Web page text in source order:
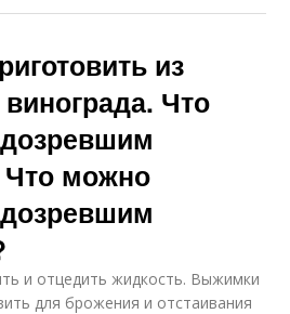
из
Что
Что можно
и отцедить жидкость. Выжимки
для брожения и отстаивания